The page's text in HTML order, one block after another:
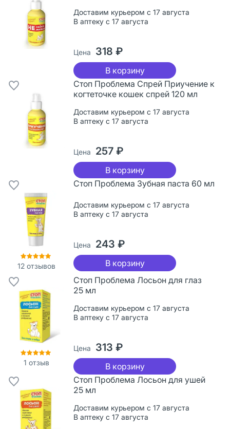
Доставим курьером с 17 августа
В аптеку с 17 августа
Цена 318 ₽
В корзину
Стоп Проблема Спрей Приучение к
когтеточке кошек спрей 120 мл
Доставим курьером с 17 августа
В аптеку с 17 августа
Цена 257 ₽
В корзину
12 отзывов
Стоп Проблема Зубная паста 60 мл
Доставим курьером с 17 августа
В аптеку с 17 августа
Цена 243 ₽
В корзину
1 отзыв
Стоп Проблема Лосьон для глаз
25 мл
Доставим курьером с 17 августа
В аптеку с 17 августа
Цена 313 ₽
В корзину
Стоп Проблема Лосьон для ушей
25 мл
Доставим курьером с 17 августа
В аптеку с 17 августа